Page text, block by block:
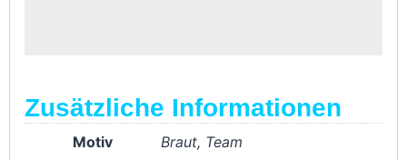
Zusätzliche Informationen
Motiv Braut, Team